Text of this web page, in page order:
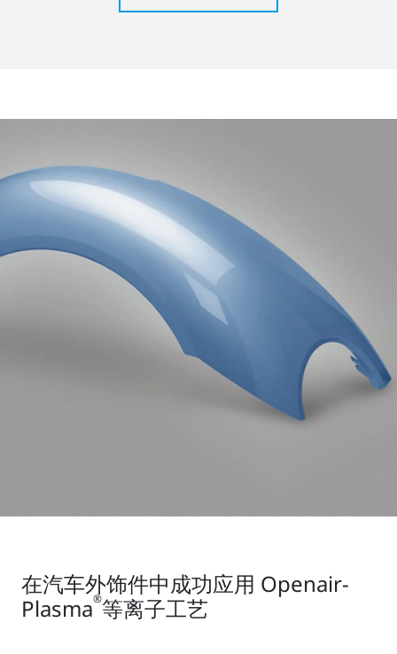
在汽车外饰件中成功应用 Openair-
Plasma®等离子工艺